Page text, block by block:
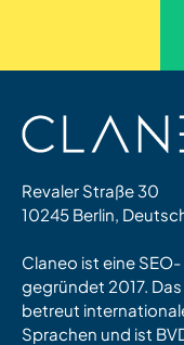
Revaler Straße 30
10245 Berlin,
Claneo ist eine
gegründet 2017.
betreut
Sprachen und ist